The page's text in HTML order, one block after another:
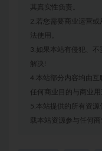
其真实性负责。
2.若您需要商业运营
法使用。
3.如果本站有侵犯、不
解决!
4.本站部分内容均由互
任何商业目的与商业用
5.本站提供的所有资
载本站资源参与任何